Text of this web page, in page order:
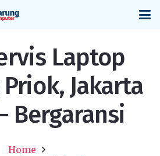
Laptop
Jakarta
Bergaransi
Home